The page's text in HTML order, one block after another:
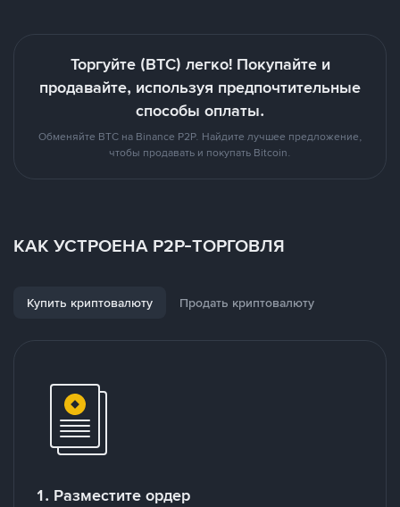
Торгуйте (BTC) легко! Покупайте и
продавайте, используя предпочтительные
способы оплаты.
Обменяйте BTC на Binance P2P. Найдите лучшее предложение,
чтобы продавать и покупать Bitcoin.
КАК УСТРОЕНА P2P-ТОРГОВЛЯ
Купить криптовалюту Продать криптовалюту
1. Разместите ордер